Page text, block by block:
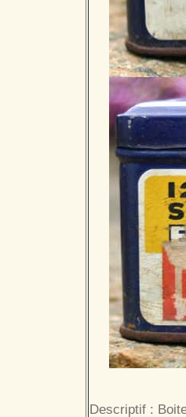
Descriptif :